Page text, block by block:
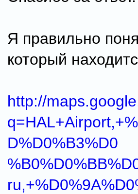
Я правильно
который
http://
D%D0%B3%D0